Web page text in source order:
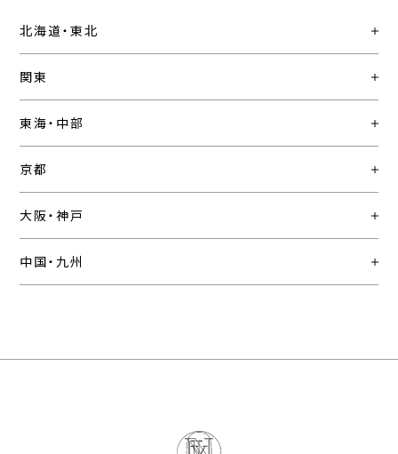
北海道・東北
関東
東海・中部
京都
大阪・神戸
中国・九州